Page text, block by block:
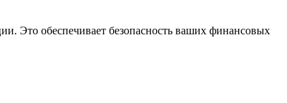
Это обеспечивает безопасность ваших финансовых